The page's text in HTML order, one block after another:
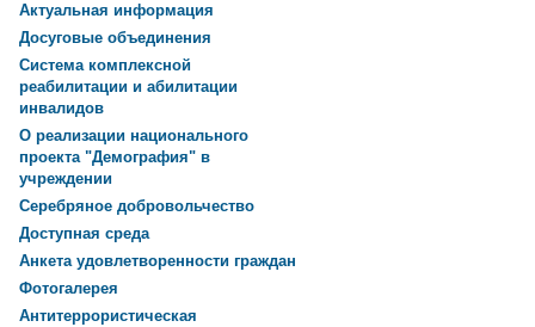
Актуальная информация
Досуговые объединения
Система комплексной
реабилитации и абилитации
инвалидов
О реализации национального
проекта "Демография" в
учреждении
Серебряное добровольчество
Доступная среда
Анкета удовлетворенности граждан
Фотогалерея
Антитеррористическая